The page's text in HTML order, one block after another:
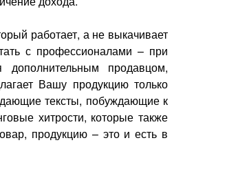
работает, а не выкачивает
с профессионалами – при
дополнительным продавцом,
Вашу продукцию только
тексты, побуждающие к
хитрости, которые также
продукцию – это и есть в